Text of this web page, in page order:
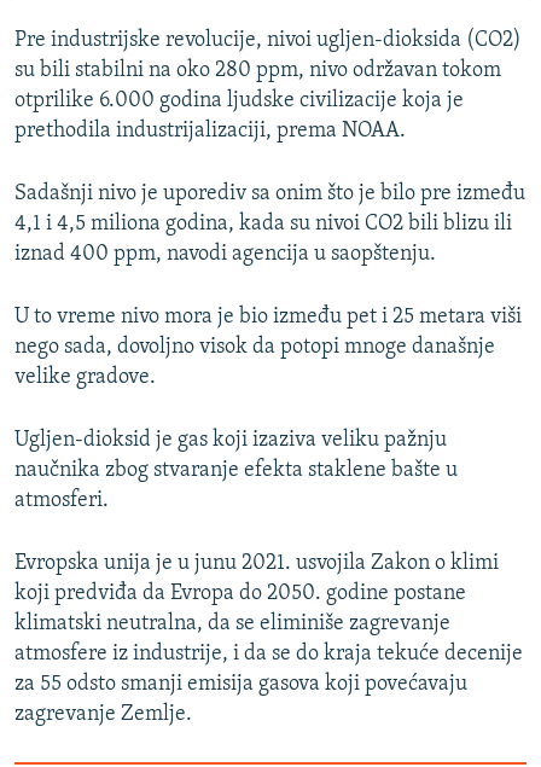
Pre industrijske revolucije, nivoi ugljen-dioksida (CO2)
su bili stabilni na oko 280 ppm, nivo održavan tokom
otprilike 6.000 godina ljudske civilizacije koja je
prethodila industrijalizaciji, prema NOAA.
Sadašnji nivo je uporediv sa onim što je bilo pre između
4,1 i 4,5 miliona godina, kada su nivoi CO2 bili blizu ili
iznad 400 ppm, navodi agencija u saopštenju.
U to vreme nivo mora je bio između pet i 25 metara viši
nego sada, dovoljno visok da potopi mnoge današnje
velike gradove.
Ugljen-dioksid je gas koji izaziva veliku pažnju
naučnika zbog stvaranje efekta staklene bašte u
atmosferi.
Evropska unija je u junu 2021. usvojila Zakon o klimi
koji predviđa da Evropa do 2050. godine postane
klimatski neutralna, da se eliminiše zagrevanje
atmosfere iz industrije, i da se do kraja tekuće decenije
za 55 odsto smanji emisija gasova koji povećavaju
zagrevanje Zemlje.